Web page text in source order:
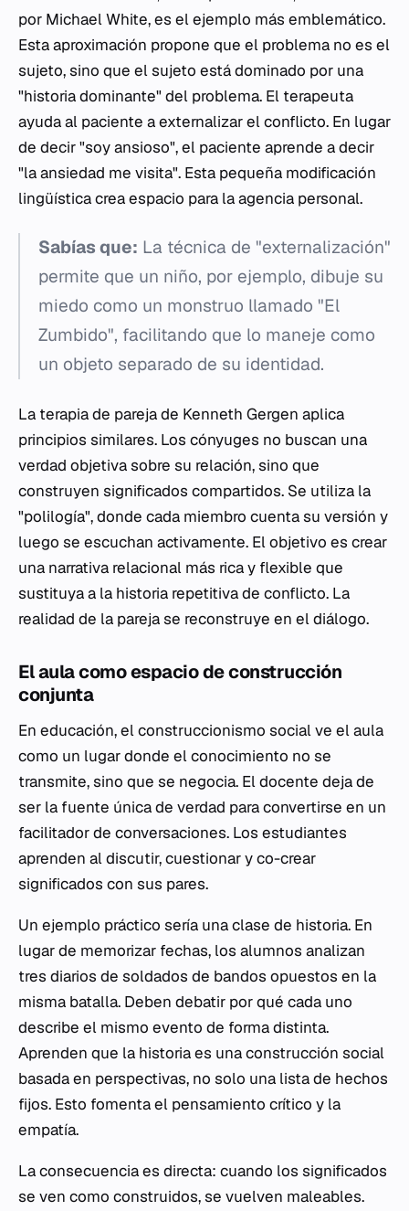
por Michael White, es el ejemplo más emblemático.
Esta aproximación propone que el problema no es el
sujeto, sino que el sujeto está dominado por una
"historia dominante" del problema. El terapeuta
ayuda al paciente a externalizar el conflicto. En lugar
de decir "soy ansioso", el paciente aprende a decir
"la ansiedad me visita". Esta pequeña modificación
lingüística crea espacio para la agencia personal.
Sabías que: La técnica de "externalización"
permite que un niño, por ejemplo, dibuje su
miedo como un monstruo llamado "El
Zumbido", facilitando que lo maneje como
un objeto separado de su identidad.
La terapia de pareja de Kenneth Gergen aplica
principios similares. Los cónyuges no buscan una
verdad objetiva sobre su relación, sino que
construyen significados compartidos. Se utiliza la
"polilogía", donde cada miembro cuenta su versión y
luego se escuchan activamente. El objetivo es crear
una narrativa relacional más rica y flexible que
sustituya a la historia repetitiva de conflicto. La
realidad de la pareja se reconstruye en el diálogo.
El aula como espacio de construcción
conjunta
En educación, el construccionismo social ve el aula
como un lugar donde el conocimiento no se
transmite, sino que se negocia. El docente deja de
ser la fuente única de verdad para convertirse en un
facilitador de conversaciones. Los estudiantes
aprenden al discutir, cuestionar y co-crear
significados con sus pares.
Un ejemplo práctico sería una clase de historia. En
lugar de memorizar fechas, los alumnos analizan
tres diarios de soldados de bandos opuestos en la
misma batalla. Deben debatir por qué cada uno
describe el mismo evento de forma distinta.
Aprenden que la historia es una construcción social
basada en perspectivas, no solo una lista de hechos
fijos. Esto fomenta el pensamiento crítico y la
empatía.
La consecuencia es directa: cuando los significados
se ven como construidos, se vuelven maleables.